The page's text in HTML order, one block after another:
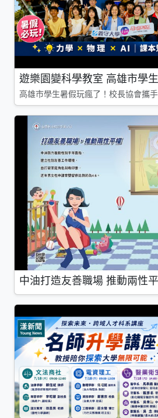
遊樂園變科學教室 高雄市學
高雄市學生暑假玩瘋了！校長協會攜
中油打造友善職場 推動兩性